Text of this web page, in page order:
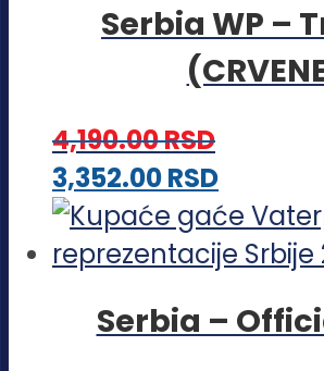
više
varijanti.
biti
na
stranici
Serbia WP –
4,190.00RSD
3,352.00RSDOvaj
ima
varijanti.
Serbia –